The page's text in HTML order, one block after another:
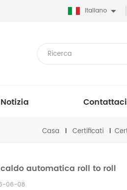
Italiano
Notizia Contattaci
Casa Certificati
automatica roll to roll
06-08